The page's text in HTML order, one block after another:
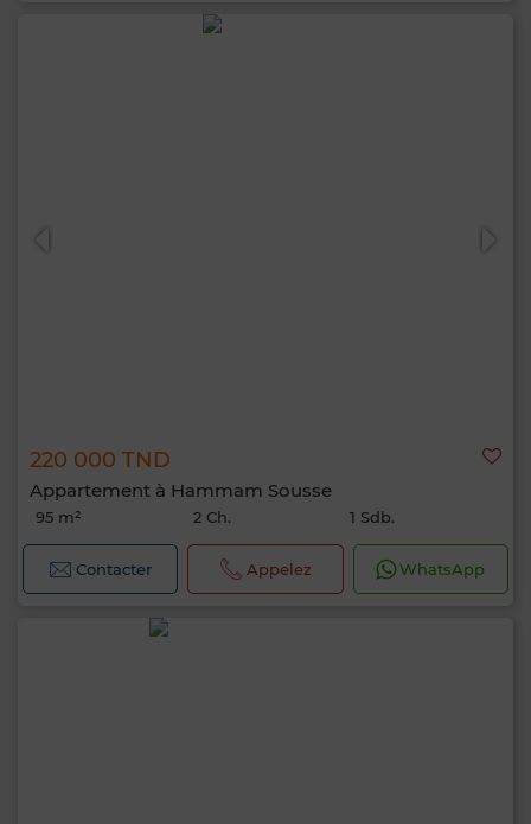
220 000 TND
Appartement à Hammam Sousse
95 m² 2 Ch. 1 Sdb.
Contacter Appelez WhatsApp